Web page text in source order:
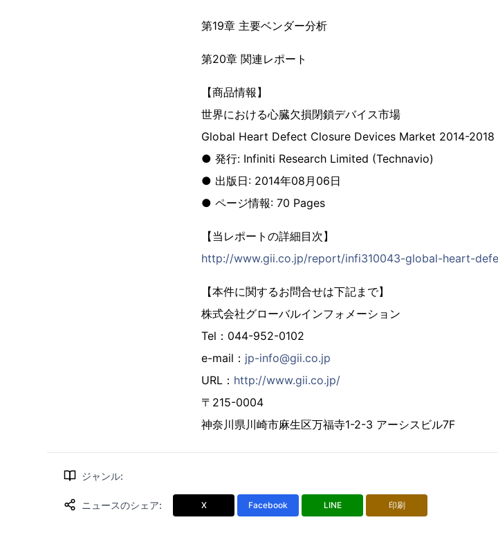
第19章 主要ベンダー分析
第20章 関連レポート
【商品情報】
世界における心臓欠損閉鎖デバイス市場
Global Heart Defect Closure Devices Market 2014-2018
● 発行: Infiniti Research Limited (Technavio)
● 出版日: 2014年08月06日
● ページ情報: 70 Pages
【当レポートの詳細目次】
http://www.gii.co.jp/report/infi310043-global-heart-
【本件に関するお問合せは下記まで】
株式会社グローバルインフォメーション
Tel：044-952-0102
e-mail： jp-info@gii.co.jp
URL： http://www.gii.co.jp/
〒215-0004
神奈川県川崎市麻生区万福寺1-2-3 アーシスビル7F
ジャンル:
ニュースのシェア: X Facebook LINE 印刷